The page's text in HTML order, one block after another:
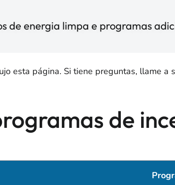
de energia limpa e programas
esta página. Si tiene preguntas, llame a
de